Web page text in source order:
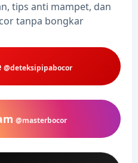
tips anti mampet, dan
tanpa bongkar
@deteksipipabocor
@masterbocor